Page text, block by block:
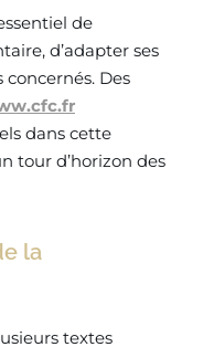
de
d’adapter ses
Des
dans cette
tour d’horizon des
la
textes